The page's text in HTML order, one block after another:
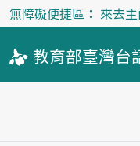
無障礙便捷區： 來去
教育部臺灣台